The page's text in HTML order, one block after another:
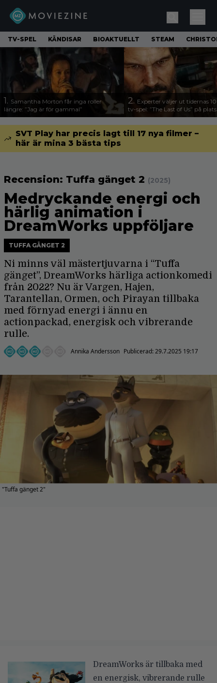
TV-SPEL KÄNDISAR BIOAKTUELLT STEAM
1. Samantha Morton får inga roller
längre: ”Jag är för gammal”
2. Experter väljer ut tidernas
tv-spel: ”The Last of Us” på
SVT Play har precis lagt till 17 nya filmer –
här är mina 3 bästa tips
Recension: Tuffa gänget 2 (2025)
Medryckande energi och
härlig animation i
DreamWorks uppföljare
TUFFA GÄNGET 2
Ni minns väl mästertjuvarna i “Tuffa
gänget”, DreamWorks härliga actionkomedi
från 2022? Nu är Vargen, Hajen,
Tarantellan, Ormen, och Pirayan tillbaka
med förnyad energi i ännu en
actionpackad, energisk och vibrerande
rulle.
Annika Andersson Publicerad:29.7.2025 19:17
"Tuffa gänget 2"
DreamWorks är tillbaka med
en energisk, vibrerande rulle